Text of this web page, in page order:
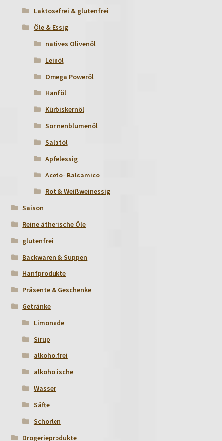
Laktosefrei & glutenfrei
Öle & Essig
natives Olivenöl
Leinöl
Omega Poweröl
Hanföl
Kürbiskernöl
Sonnenblumenöl
Salatöl
Apfelessig
Aceto- Balsamico
Rot & Weißweinessig
Saison
Reine ätherische Öle
glutenfrei
Backwaren & Suppen
Hanfprodukte
Präsente & Geschenke
Getränke
Limonade
Sirup
alkoholfrei
alkoholische
Wasser
Säfte
Schorlen
Drogerieprodukte